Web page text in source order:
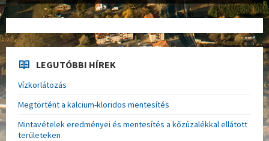
LEGUTÓBBI HÍREK
Vízkorlátozás
Megtörtént a kalcium-kloridos mentesítés
Mintavételek eredményei és mentesítés a kőzúzalékkal ellátott
területeken